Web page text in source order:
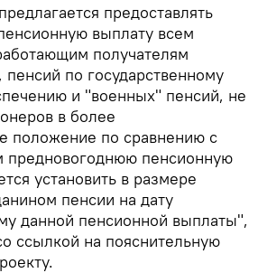
предоставлять
выплату всем
получателям
пенсий по государственному
и "военных" пенсий, не
в более
положение по сравнению с
предновогоднюю пенсионную
установить в размере
пенсии на дату
данной пенсионной выплаты",
ссылкой на пояснительную